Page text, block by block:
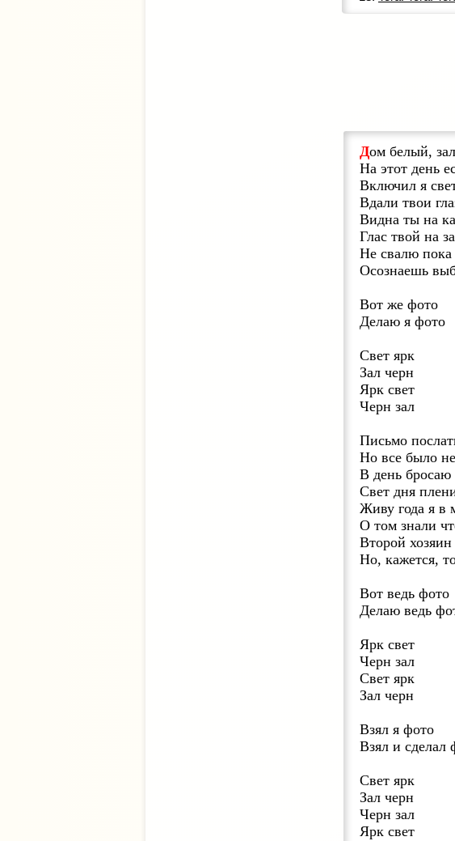
Дом белый,
На этот день
Включил я
Вдали твои
Видна ты на
Глас твой на
Не свалю пока
Осознаешь
Вот же фото
Делаю я фото
Свет ярк
Зал черн
Ярк свет
Черн зал
Письмо
Но все было
В день бросаю
Свет дня
Живу года я в
О том знали
Второй
Но, кажется,
Вот ведь фото
Делаю ведь
Ярк свет
Черн зал
Свет ярк
Зал черн
Взял я фото
Взял и сделал
Свет ярк
Зал черн
Черн зал
Ярк свет